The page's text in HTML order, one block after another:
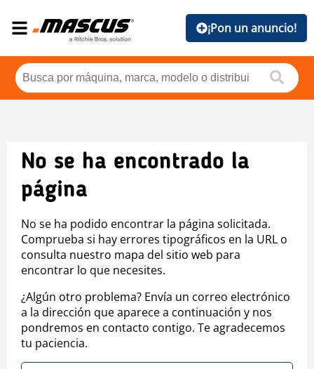
¡Pon un anuncio!
No se ha encontrado la
página
No se ha podido encontrar la página solicitada.
Comprueba si hay errores tipográficos en la URL o
consulta nuestro mapa del sitio web para
encontrar lo que necesites.
¿Algún otro problema? Envía un correo electrónico
a la dirección que aparece a continuación y nos
pondremos en contacto contigo. Te agradecemos
tu paciencia.